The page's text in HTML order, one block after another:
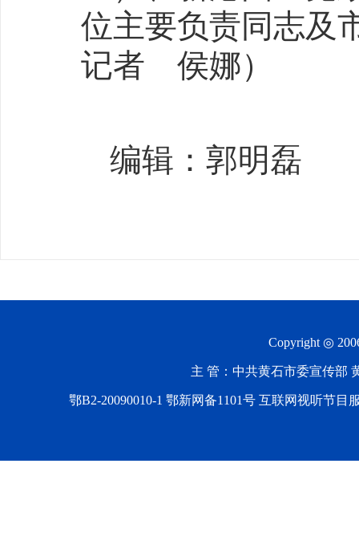
位主要负责同志及
记者 侯娜）
编辑：郭明磊
Copyright ◎
主 管：中共黄石市委宣传部
鄂B2-20090010-1 鄂新网备1101号 互联网视听节目